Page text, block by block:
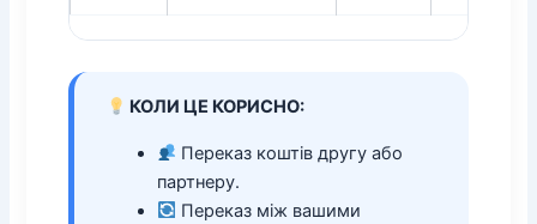
КОЛИ ЦЕ КОРИСНО:
Переказ коштів другу або
партнеру.
Переказ між вашими